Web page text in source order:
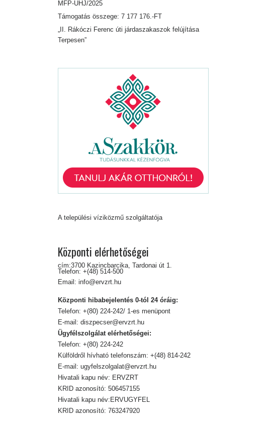
MFP-UHJ/2025
Támogatás összege: 7 177 176.-FT
„II. Rákóczi Ferenc úti járdaszakaszok felújítása
Terpesen”
A települési víziközmű szolgáltatója
Központi elérhetőségei
cím:3700 Kazincbarcika, Tardonai út 1.
Telefon: +(48) 514-500
Email: info@ervzrt.hu
Központi hibabejelentés 0-tól 24 óráig:
Telefon: +(80) 224-242/ 1-es menüpont
E-mail: diszpecser@ervzrt.hu
Ügyfélszolgálat elérhetőségei:
Telefon: +(80) 224-242
Külföldről hívható telefonszám: +(48) 814-242
E-mail: ugyfelszolgalat@ervzrt.hu
Hivatali kapu név: ERVZRT
KRID azonosító: 506457155
Hivatali kapu név:ERVUGYFEL
KRID azonosító: 763247920